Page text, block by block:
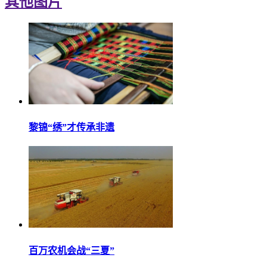
黎锦“绣”才传承非遗
百万农机会战“三夏”